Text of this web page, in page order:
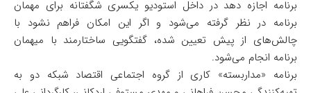
برنامه اجازه دهد در داخل استودیو یکسری شگفتانه برای مهمان
برنامه در نظر گرفته می‌شود و اگر این امکان فراهم نشود با
چالش‌های از پیش تعیین شده، گفتگویی ساختارمند با میهمان
برنامه انجام می‌شود.
برنامه «مداربسته» کاری از گروه اجتماعی اقتصاد شبکه دو به